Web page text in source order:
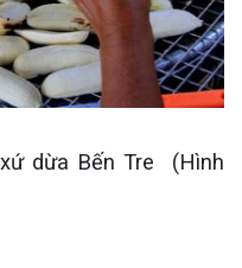
dừa Bến Tre (Hình